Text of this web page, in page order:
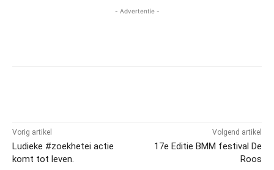
- Advertentie -
Vorig artikel
Ludieke #zoekhetei actie
komt tot leven.
Volgend artikel
17e Editie BMM festival De
Roos